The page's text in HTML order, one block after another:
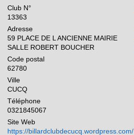
Club N°
13363
Adresse
59 PLACE DE L ANCIENNE MAIRIE
SALLE ROBERT BOUCHER
Code postal
62780
Ville
CUCQ
Téléphone
0321845067
Site Web
https://billardclubdecucq.wordpress.com/